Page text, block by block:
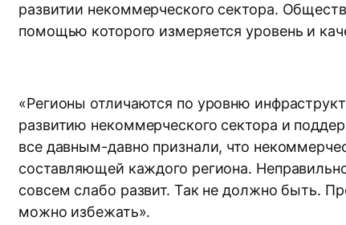
развитии некоммерческого сектора.
помощью которого измеряется уровень и
«Регионы отличаются по уровню
развитию некоммерческого сектора и
все давным-давно признали, что
составляющей каждого региона.
совсем слабо развит. Так не должно быть.
можно избежать».